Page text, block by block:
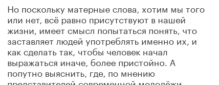
Но поскольку матерные слова, хотим мы того
или нет, всё равно присутствуют в нашей
жизни, имеет смысл попытаться понять, что
заставляет людей употреблять именно их, и
как сделать так, чтобы человек начал
выражаться иначе, более пристойно. А
попутно выяснить, где, по мнению